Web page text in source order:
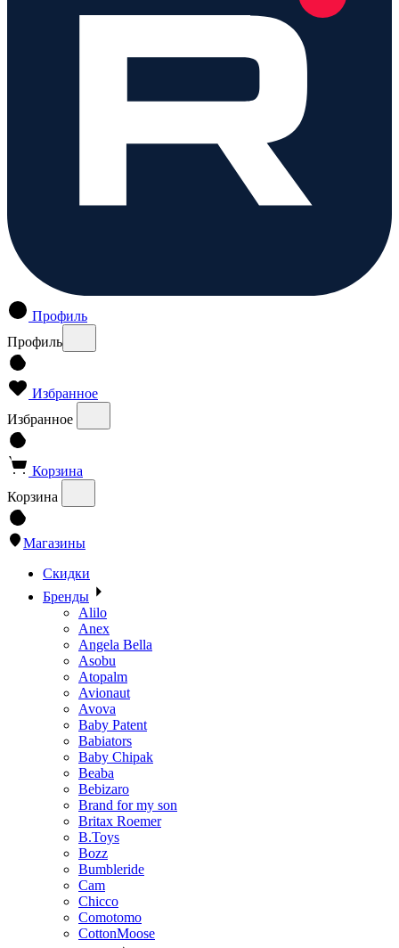
Профиль
Профиль
Избранное
Избранное
Корзина
Корзина
Магазины
Скидки
Бренды
Alilo
Anex
Angela Bella
Asobu
Atopalm
Avionaut
Avova
Baby Patent
Babiators
Baby Chipak
Beaba
Bebizaro
Brand for my son
Britax Roemer
B.Toys
Bozz
Bumbleride
Cam
Chicco
Comotomo
CottonMoose